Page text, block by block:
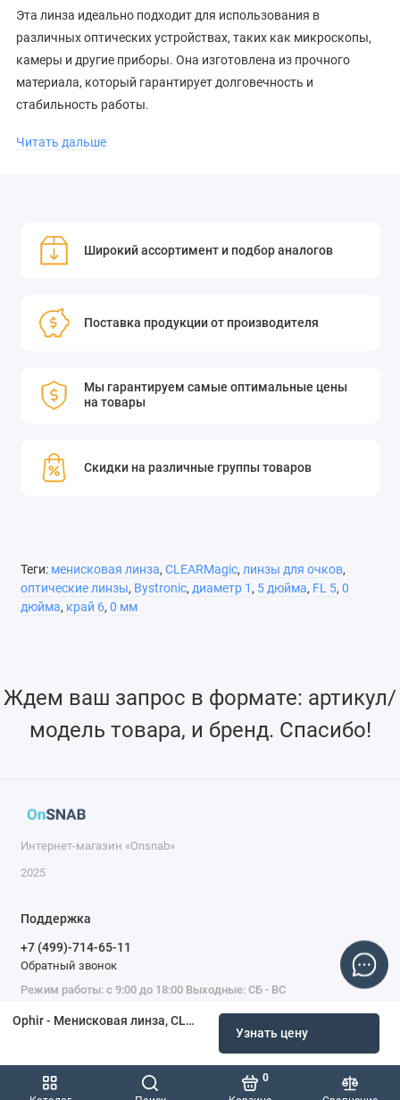
0
Ophir - Менисковая линза, CLEARMagic, диаметр 1,5 дюйма, FL 5,0 дюйма, край 6,0 мм, Bystronic
Узнать цену
Эта линза идеально подходит для использования в
различных оптических устройствах, таких как микроскопы,
камеры и другие приборы. Она изготовлена из прочного
материала, который гарантирует долговечность и
стабильность работы.
Менисковая инфракрасная линза 60260ULA имеет диаметр
1,5 дюйма (38,1 мм), толщину края 6,0 мм, фокусное
Bystronic. Просветляющее покрытие Clear Magic™,
используемое в этих линзах CO2-лазера, разработано
энергии, проходящей через линзу, и снижает поглощение до
Низкий коэффициент поглощения селенида цинка делает его
идеальным кандидатом для фокусировки с использованием
обеспечивающей полную однородность. В большинстве
станков для лазерной резки используются менисковые
линзы, поскольку они обеспечивают меньший диаметр
Читать дальше
Широкий ассортимент и подбор аналогов
Поставка продукции от производителя
Мы гарантируем самые оптимальные цены
на товары
Скидки на различные группы товаров
Теги: менисковая линза, CLEARMagic, линзы для очков,
оптические линзы, Bystronic, диаметр 1, 5 дюйма, FL 5, 0
дюйма, край 6, 0 мм
Ждем ваш запрос в формате: артикул/
модель товара, и бренд. Спасибо!
Интернет-магазин «Onsnab»
2025
Поддержка
+7 (499)-714-65-11
Обратный звонок
Режим работы: с 9:00 до 18:00 Выходные: СБ - ВС